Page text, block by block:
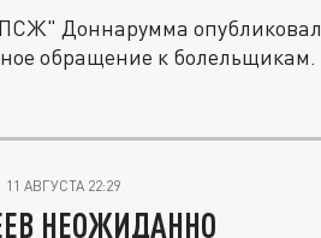
Доннарумма опубликовал
обращение к болельщикам.
11 АВГУСТА 22:29
НЕОЖИДАННО